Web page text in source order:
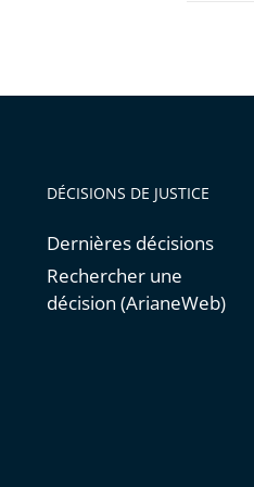
DÉCISIONS DE JUSTICE
Dernières décisions
Rechercher une
décision (ArianeWeb)